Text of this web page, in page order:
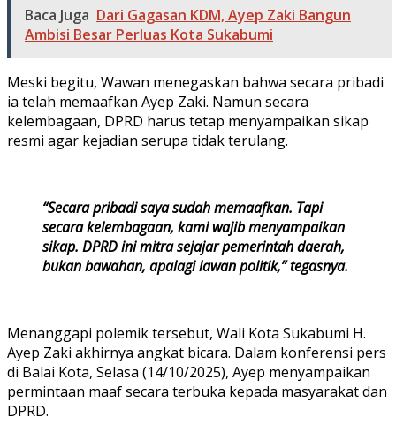
Baca Juga Dari Gagasan KDM, Ayep Zaki Bangun
Ambisi Besar Perluas Kota Sukabumi
Meski begitu, Wawan menegaskan bahwa secara pribadi
ia telah memaafkan Ayep Zaki. Namun secara
kelembagaan, DPRD harus tetap menyampaikan sikap
resmi agar kejadian serupa tidak terulang.
“Secara pribadi saya sudah memaafkan. Tapi
secara kelembagaan, kami wajib menyampaikan
sikap. DPRD ini mitra sejajar pemerintah daerah,
bukan bawahan, apalagi lawan politik,” tegasnya.
Menanggapi polemik tersebut, Wali Kota Sukabumi H.
Ayep Zaki akhirnya angkat bicara. Dalam konferensi pers
di Balai Kota, Selasa (14/10/2025), Ayep menyampaikan
permintaan maaf secara terbuka kepada masyarakat dan
DPRD.